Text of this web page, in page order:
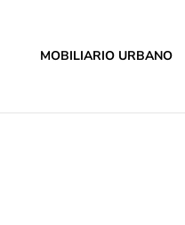
MOBILIARIO URBANO